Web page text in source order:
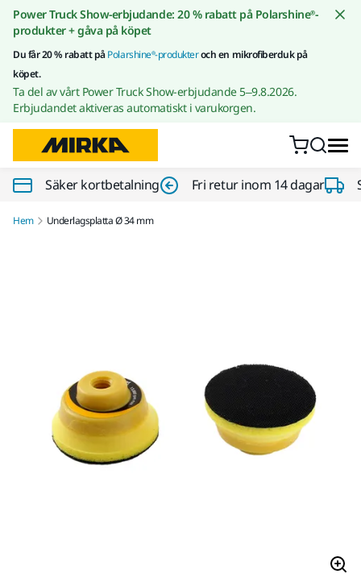
Gå till innehållet
Power Truck Show-erbjudande: 20 % rabatt på Polarshine®-
produkter + gåva på köpet
Du får 20 % rabatt påPolarshine®-produkteroch en mikrofiberduk på
köpet.
Ta del av vårt Power Truck Show-erbjudande 5–9.8.2026.
Erbjudandet aktiveras automatiskt i varukorgen.
Säker kortbetalning Fri retur inom 14 dagar
Hem Underlagsplatta Ø 34 mm